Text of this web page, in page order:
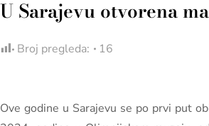
U Sarajevu otvorena
Broj pregleda: 16
Ove godine u Sarajevu se po prvi put